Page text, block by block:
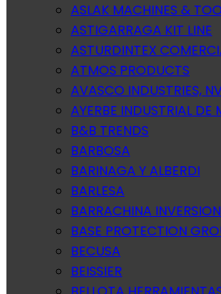
ASLAK MACHINES &
ASTIGARRAGA KIT LINE
ASTURDINTEX
ATMOS PRODUCTS
AVASCO INDUSTRIES,
AYERBE INDUSTRIAL DE
B&B TRENDS
BARBOSA
BARINAGA Y ALBERDI
BARLESA
BARRACHINA
BASE PROTECTION
BECUSA
BEISSIER